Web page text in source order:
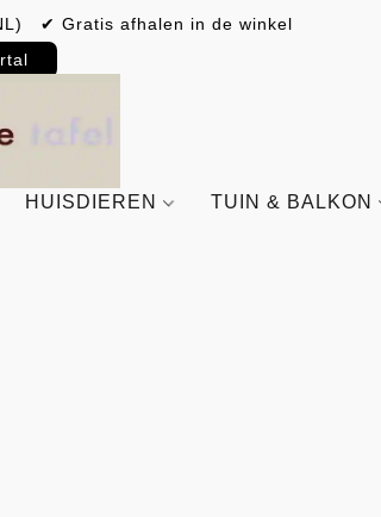
✔ Gratis afhalen in de winkel
HUISDIEREN TUIN & BALKON